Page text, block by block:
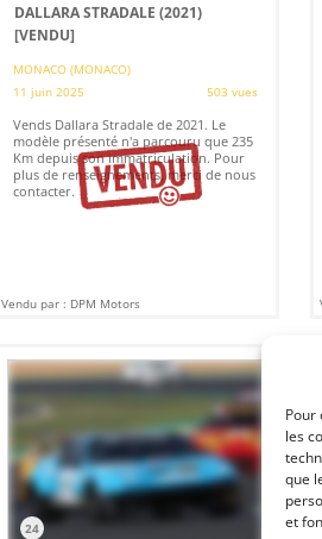
Pour
les
que
et
DALLARA STRADALE (2021)
[VENDU]
MONACO (MONACO)
11 juin 2025
503 vues
Vends Dallara Stradale de 2021. Le
modèle présenté n'a parcouru que 235
Km depuis son immatriculation. Pour
plus de renseignements, merci de nous
contacter.
Vendu par : DPM Motors
24